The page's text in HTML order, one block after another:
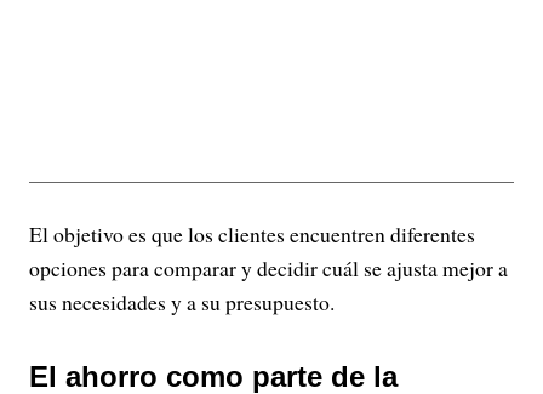
El objetivo es que los clientes encuentren diferentes
opciones para comparar y decidir cuál se ajusta mejor a
sus necesidades y a su presupuesto.
El ahorro como parte de la